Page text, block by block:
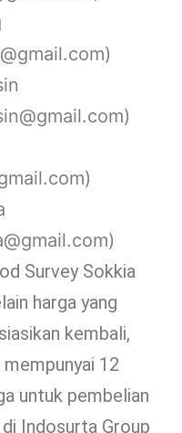
Survey Sokkia
harga yang
kembali,
12
untuk pembelian
Indosurta Group